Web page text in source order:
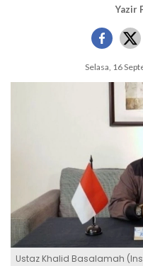
Yazir
Selasa, 16
Ustaz Khalid Basalamah